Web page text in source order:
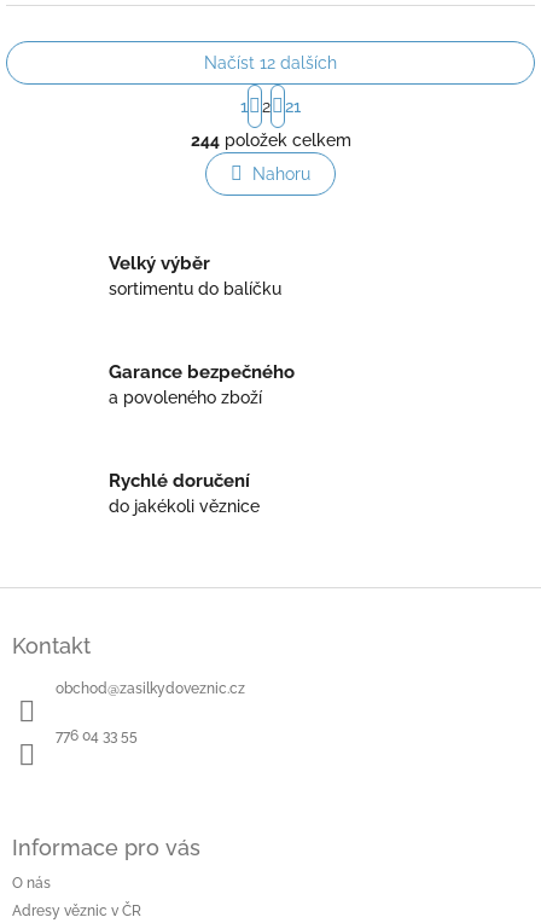
O
v
l
á
í
k
Načíst 12 dalších
S
t
r
á
n
k
í
1 2
21
244položek celkem
Nahoru
Velký výběr
sortimentu do balíčku
Garance bezpečného
a povoleného zboží
Rychlé doručení
do jakékoli věznice
Kontakt
obchod@zasilkydoveznic.cz
776 04 33 55
Informace pro vás
O nás
Adresy věznic v ČR